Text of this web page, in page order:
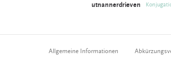
utnannerdrieven
Allgemeine Informationen